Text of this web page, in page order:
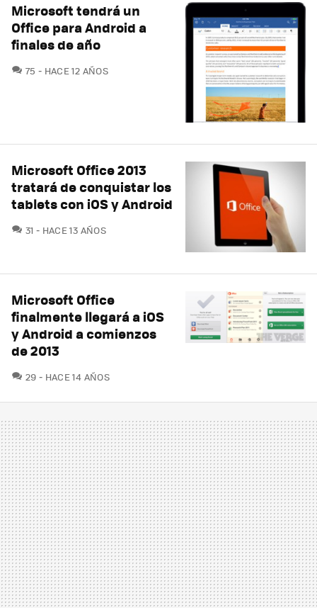
Microsoft tendrá un
Office para Android a
finales de año
75 COMENTARIOS
HACE 12 AÑOS
Microsoft Office 2013
tratará de conquistar los
tablets con iOS y Android
31 COMENTARIOS
HACE 13 AÑOS
Microsoft Office
finalmente llegará a iOS
y Android a comienzos
de 2013
29 COMENTARIOS
HACE 14 AÑOS